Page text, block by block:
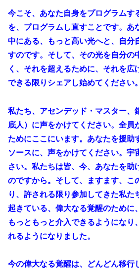
今こそ、あなた自身をプログラムす
を、プログラムし直すことです。あ
中にある、もっと高い光へと、自分
すのです。そして、その光を自分の
く、それを超えるために、それを広
できる限りシェアし始めてください。
私たち、アセンデッド・マスター、
底人）に声をかけてください。全員
ためにここにいます。あなたを援助
ソースに、声をかけてください。宇
さい。私たちは皆、今、あなたを助
のですから。そして、ますます、こ
り、許される限り参加してきた私た
起きている、偉大なる覚醒のために
もっともっと介入できるようになり
れるようになりました。
今の偉大なる覚醒は、どんどん移行